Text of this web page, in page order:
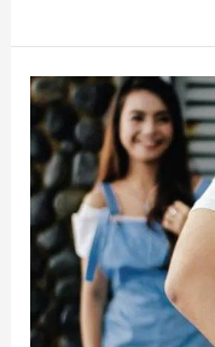
E’
passato
un
mese
da
quando
lo
hai